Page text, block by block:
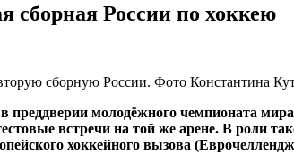
сборная России по хоккею
сборную России. Фото Константина
преддверии молодёжного чемпионата
встречи на той же арене. В роли
хоккейного вызова